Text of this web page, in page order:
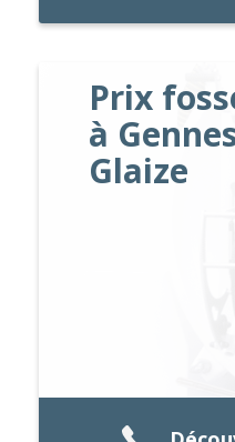
Prix
à
Glaize